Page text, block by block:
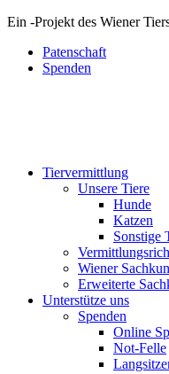
Ein -Projekt des Wiener
Patenschaft
Spenden
Tiervermittlung
Unsere Tiere
Hunde
Katzen
Sonstige
Wiener
Erweiterte
Unterstütze uns
Spenden
Online
Not-Felle